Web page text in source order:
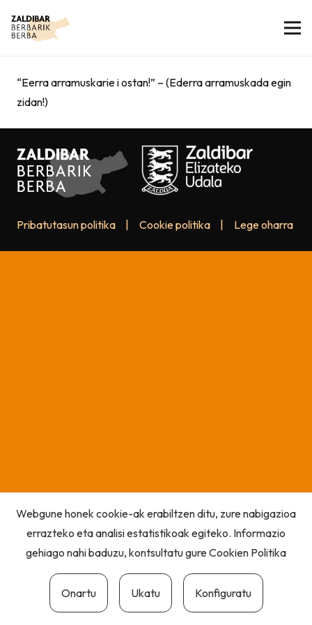
“Eerra arramuskarie i ostan!” – (Ederra arramuskada egin
zidan!)
Pribatutasun politika Cookie politika Lege oharra
Webgune honek cookie-ak erabiltzen ditu, zure nabigazioa
errazteko eta analisi estatistikoak egiteko. Informazio
gehiago nahi baduzu, kontsultatu gureCookien Politika
Onartu Ukatu Konfiguratu